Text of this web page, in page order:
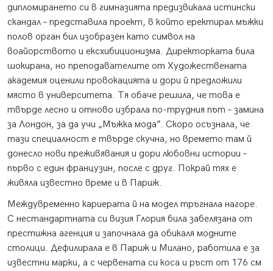
дипломирането си в гимназията предизвикала истински
скандал – представила проект, в който еректирал мъжки
полов орган бил изобразен като символ на
воайорството и ексхибиционизма. Директорката била
шокирана, но преподавателите от Художествената
академия оценили провокацията и дори й предложили
място в университета. Тя обаче решила, че това е
твърде лесно и отново избрала по-трудния път – замина
за Лондон, за да учи „Мъжка мода”. Скоро осъзнала, че
тази специалност е твърде скучна, но времето там й
донесло нови преживявания и дори любовни истории –
първо с един французин, после с друг. Покрай тях е
живяла известно време и в Париж.
Междувременно кариерата й на модел тръгнала нагоре.
С нестандартната си визия Глория била забелязана от
престижна агенция и започнала да обикаля модните
столици. Дефилирала е в Париж и Милано, работила е за
известни марки, а с червената си коса и ръст от 176 см